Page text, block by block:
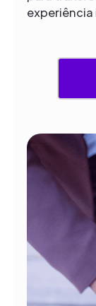
experiência